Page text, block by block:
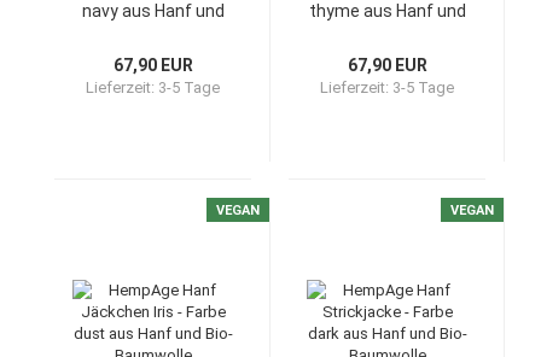
navy aus Hanf und
67,90 EUR
Lieferzeit: 3-5 Tage
thyme aus Hanf und
67,90 EUR
Lieferzeit: 3-5 Tage
VEGAN VEGAN